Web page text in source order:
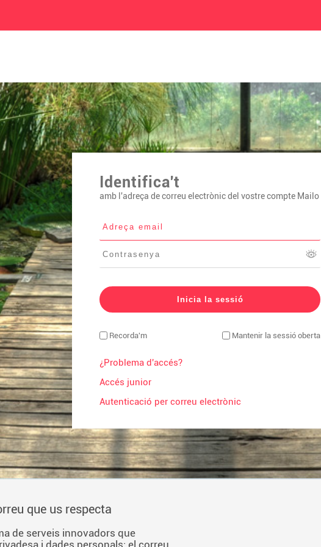
Identifica't
amb l'adreça de correu electrònic del vostre compte Mailo
Recorda'm Mantenir la sessió oberta
¿Problema d'accés?
Accés junior
Autenticació per correu electrònic
que us respecta
de serveis innovadors que
i dades personals: el correu